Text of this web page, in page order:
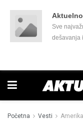
Sve
dešavanja
još
Početna Vesti Amerika